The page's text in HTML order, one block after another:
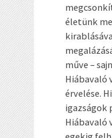
életünk
műve –
Hiábavaló
érvelése.
igazságok
Hiábavaló